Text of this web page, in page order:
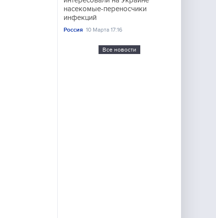
насекомые-переносчики
инфекций
Россия 10 Марта 17:16
Все новости